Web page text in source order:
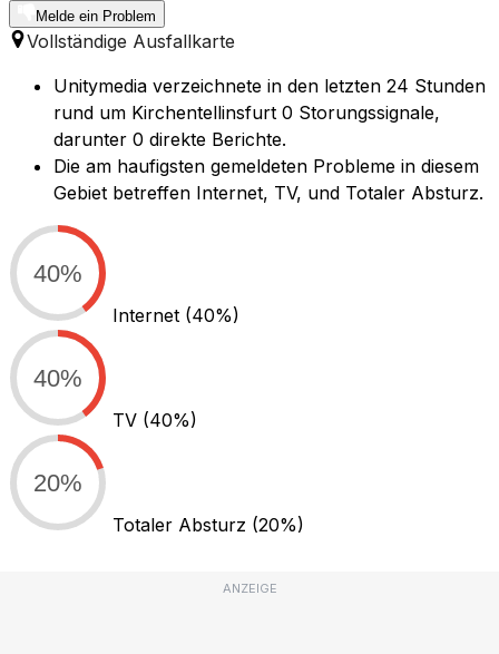
Melde ein Problem
Vollständige Ausfallkarte
Unitymedia verzeichnete in den letzten 24 Stunden
rund um Kirchentellinsfurt 0 Storungssignale,
darunter 0 direkte Berichte.
Die am haufigsten gemeldeten Probleme in diesem
Gebiet betreffen Internet, TV, und Totaler Absturz.
40%
Internet (40%)
40%
TV (40%)
20%
Totaler Absturz (20%)
ANZEIGE